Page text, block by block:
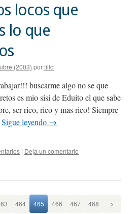
locos que
lo que
(2003) portillo
buscarme algo no se que
es mio sisi de Eduito el que sabe
ser rico, rico y mas rico! Siempre
Sigue leyendo →
| Deja un comentario
464 465 466 467 468 >